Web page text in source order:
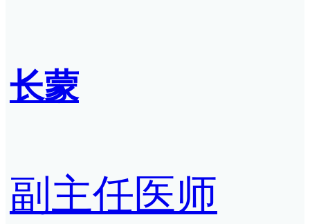
长蒙
副主任医师